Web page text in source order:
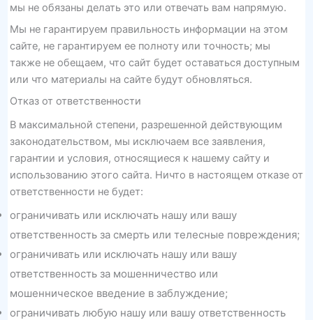
мы не обязаны делать это или отвечать вам напрямую.
Мы не гарантируем правильность информации на этом
сайте, не гарантируем ее полноту или точность; мы
также не обещаем, что сайт будет оставаться доступным
или что материалы на сайте будут обновляться.
Отказ от ответственности
В максимальной степени, разрешенной действующим
законодательством, мы исключаем все заявления,
гарантии и условия, относящиеся к нашему сайту и
использованию этого сайта. Ничто в настоящем отказе от
ответственности не будет:
ограничивать или исключать нашу или вашу
ответственность за смерть или телесные повреждения;
ограничивать или исключать нашу или вашу
ответственность за мошенничество или
мошенническое введение в заблуждение;
ограничивать любую нашу или вашу ответственность